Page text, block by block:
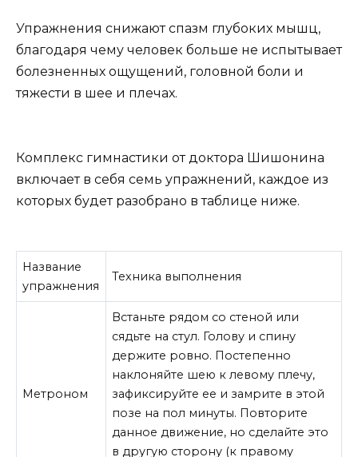
Упражнения снижают спазм глубоких мышц,
благодаря чему человек больше не испытывает
болезненных ощущений, головной боли и
тяжести в шее и плечах.
Комплекс гимнастики от доктора Шишонина
включает в себя семь упражнений, каждое из
которых будет разобрано в таблице ниже.
Название
упражнения
Техника выполнения
Метроном
Встаньте рядом со стеной или
сядьте на стул. Голову и спину
держите ровно. Постепенно
наклоняйте шею к левому плечу,
зафиксируйте ее и замрите в этой
позе на пол минуты. Повторите
данное движение, но сделайте это
в другую сторону (к правому